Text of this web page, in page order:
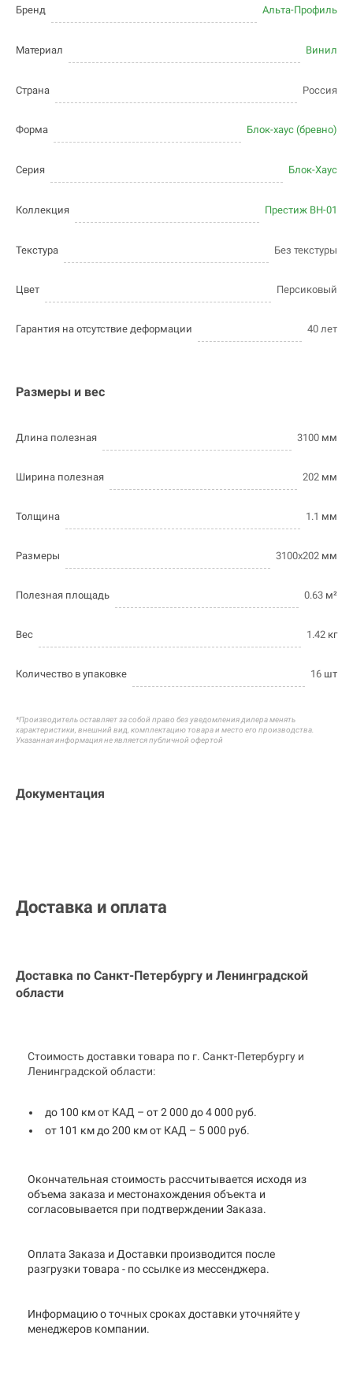
Бренд Альта-Профиль
Материал Винил
Страна Россия
Форма Блок-хаус (бревно)
Серия Блок-Хаус
Коллекция Престиж BH-01
Текстура Без текстуры
Цвет Персиковый
Гарантия на отсутствие деформации 40 лет
Размеры и вес
Длина полезная 3100 мм
Ширина полезная 202 мм
Толщина 1.1 мм
Размеры 3100х202 мм
Полезная площадь 0.63 м²
Вес 1.42 кг
Количество в упаковке 16 шт
*Производитель оставляет за собой право без уведомления дилера менять
характеристики, внешний вид, комплектацию товара и место его производства.
Указанная информация не является публичной офертой
Документация
Доставка и оплата
Доставка по Санкт-Петербургу и Ленинградской
области
Стоимость доставки товара по г. Санкт-Петербургу и
Ленинградской области:
до 100 км от КАД – от 2 000 до 4 000 руб.
от 101 км до 200 км от КАД – 5 000 руб.
Окончательная стоимость рассчитывается исходя из
объема заказа и местонахождения объекта и
согласовывается при подтверждении Заказа.
Оплата Заказа и Доставки производится после
разгрузки товара - по ссылке из мессенджера.
Информацию о точных сроках доставки уточняйте у
менеджеров компании.